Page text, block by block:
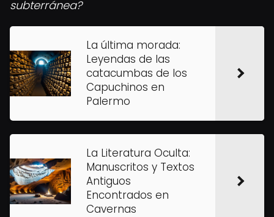
subterránea?
La última morada:
Leyendas de las
catacumbas de los
Capuchinos en
Palermo
La Literatura Oculta:
Manuscritos y Textos
Antiguos
Encontrados en
Cavernas